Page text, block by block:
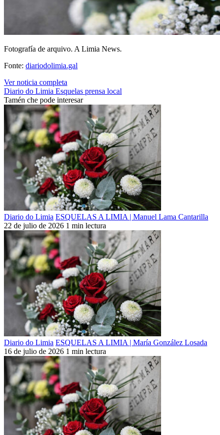
Fotografía de arquivo. A Limia News.
Fonte: diariodolimia.gal
Ver noticia completa
Diario do Limia Esquelas prensa local
Tamén che pode interesar
Diario do Limia ESQUELAS A LIMIA | Manuel Lama Cantarilla
22 de julio de 2026 1 min lectura
Diario do Limia ESQUELAS A LIMIA | María González Losada
16 de julio de 2026 1 min lectura